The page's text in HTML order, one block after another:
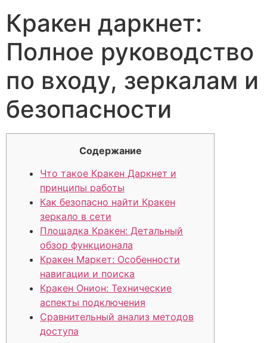
Кракен даркнет:
Полное руководство
по входу, зеркалам и
безопасности
Содержание
Что такое Кракен Даркнет и
принципы работы
Как безопасно найти Кракен
зеркало в сети
Площадка Кракен: Детальный
обзор функционала
Кракен Маркет: Особенности
навигации и поиска
Кракен Онион: Технические
аспекты подключения
Сравнительный анализ методов
доступа